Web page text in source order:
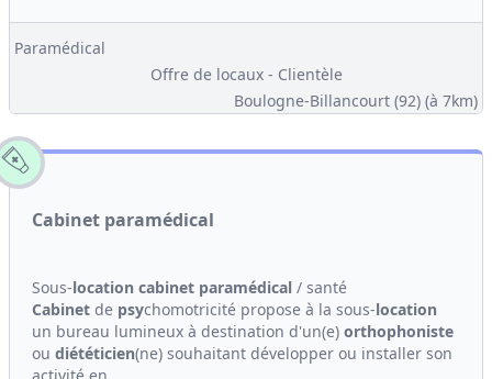
Paramédical
Offre de locaux - Clientèle
Boulogne-Billancourt (92) (à 7km)
Cabinet paramédical
Sous-location cabinet paramédical / santé
Cabinet de psychomotricité propose à la sous-location
un bureau lumineux à destination d'un(e) orthophoniste
ou diététicien(ne) souhaitant développer ou installer son